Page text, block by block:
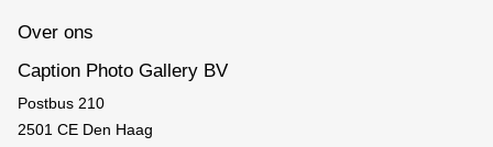
Over ons
Caption Photo Gallery BV
Postbus 210
2501 CE Den Haag